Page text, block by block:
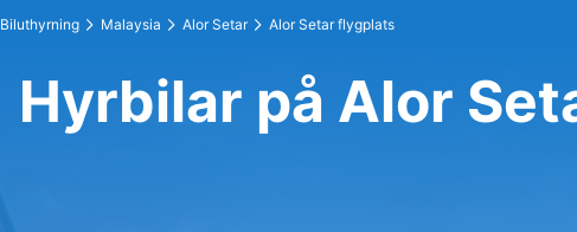
Biluthyrning Malaysia Alor Setar Alor Setar flygplats
Hyrbilar på Alor